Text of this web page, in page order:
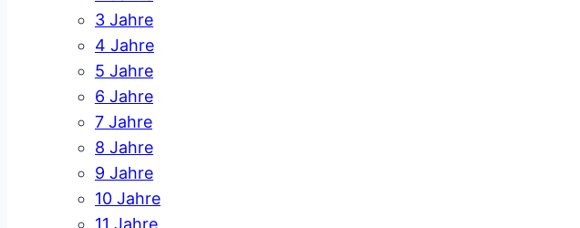
3 Jahre
4 Jahre
5 Jahre
6 Jahre
7 Jahre
8 Jahre
9 Jahre
10 Jahre
11 Jahre